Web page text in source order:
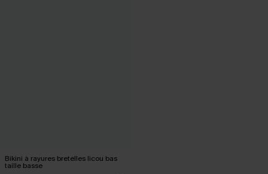
Bikini à rayures bretelles licou bas
taille basse